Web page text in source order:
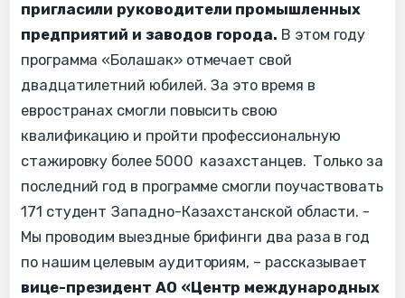
пригласили руководители промышленных
предприятий и заводов города. В этом году
программа «Болашак» отмечает свой
двадцатилетний юбилей. За это время в
евространах смогли повысить свою
квалификацию и пройти профессиональную
стажировку более 5000 казахстанцев. Только за
последний год в программе смогли поучаствовать
171 студент Западно-Казахстанской области. -
Мы проводим выездные брифинги два раза в год
по нашим целевым аудиториям, – рассказывает
вице-президент АО «Центр международных